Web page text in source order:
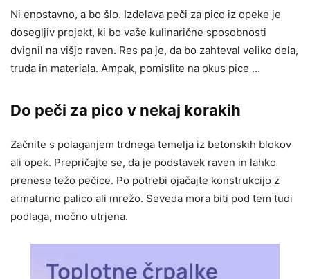
Ni enostavno, a bo šlo. Izdelava peči za pico iz opeke je
dosegljiv projekt, ki bo vaše kulinarične sposobnosti
dvignil na višjo raven. Res pa je, da bo zahteval veliko dela,
truda in materiala. Ampak, pomislite na okus pice …
Do peči za pico v nekaj korakih
Začnite s polaganjem trdnega temelja iz betonskih blokov
ali opek. Prepričajte se, da je podstavek raven in lahko
prenese težo pečice. Po potrebi ojačajte konstrukcijo z
armaturno palico ali mrežo. Seveda mora biti pod tem tudi
podlaga, močno utrjena.